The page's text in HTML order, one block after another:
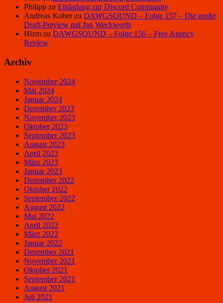
Philipp zu Einladung zur Discord Community
Andreas Koberzu DAWGSOUND – Folge 157 – Die große
Draft-Preview mit Jan Weckwerth
Hizm zu DAWGSOUND – Folge 156 – Free Agency
Review
Archiv
November 2024
Mai 2024
Januar 2024
Dezember 2023
November 2023
Oktober 2023
September 2023
August 2023
April 2023
März 2023
Januar 2023
Dezember 2022
Oktober 2022
September 2022
August 2022
Mai 2022
April 2022
März 2022
Januar 2022
Dezember 2021
November 2021
Oktober 2021
September 2021
August 2021
Juli 2021